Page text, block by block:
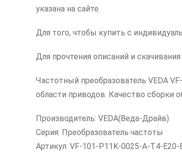
указана на сайте.
Для того, чтобы купить с
Для прочтения описаний и
Частотный преобразователь VEDA
области приводов. Качество сборки
Производитель: VEDA(Веда-Драйв)
Серия: Преобразователь частоты
Артикул: VF-101-P11K-0025-A-T4-E20-